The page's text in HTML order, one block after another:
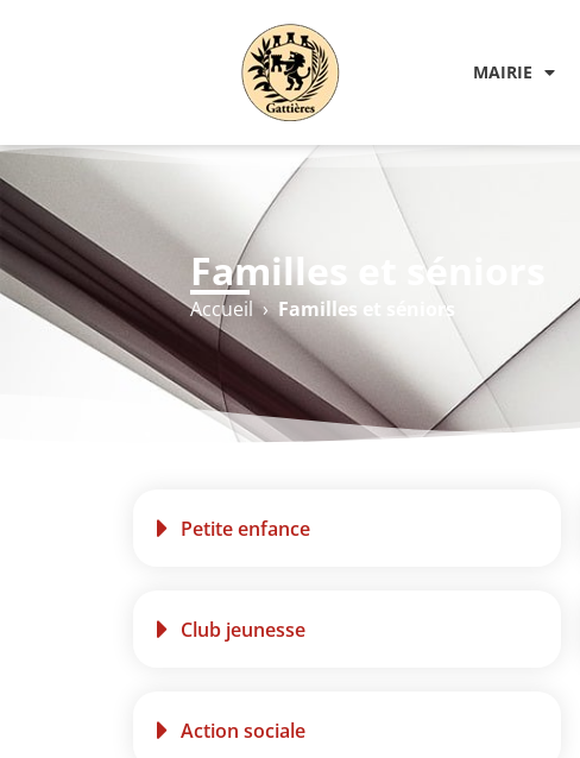
MAIRIE
Familles et séniors
Accueil› Familles et séniors
Petite enfance
Club jeunesse
Action sociale